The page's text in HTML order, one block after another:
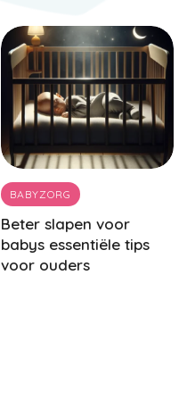
BABYZORG
Beter slapen voor
babys essentiële tips
voor ouders